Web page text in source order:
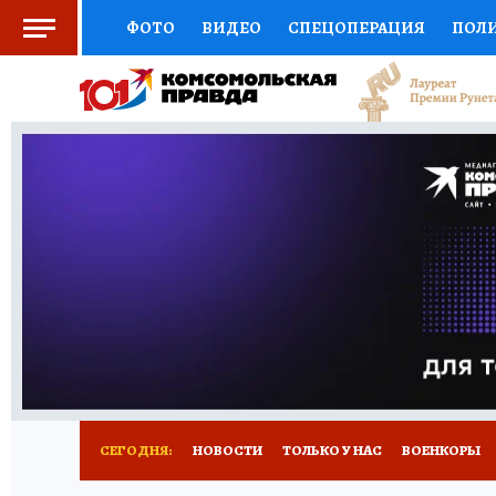
ФОТО ВИДЕО СПЕЦОПЕРАЦИЯ
СОЦПОДДЕРЖКА НАУКА СПОРТ
ВЫБОР ЭКСПЕРТОВ ДОКТОР
ПРОГНОЗЫ НА СПОРТ
НОВОЕ
СЕГОДНЯ: НОВОСТИ ТОЛЬКО У НАС ВОЕНКОРЫ